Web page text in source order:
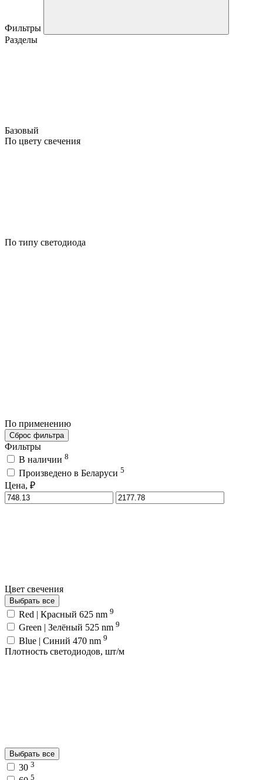
Фильтры
Разделы
Базовый
По цвету свечения
По типу светодиода
По применению
Сброс фильтра
Фильтры
В наличии 8
Произведено в Беларуси 5
Цена, ₽
Цвет свечения
Выбрать все
Red | Красный 625 nm 9
Green | Зелёный 525 nm 9
Blue | Синий 470 nm 9
Плотность светодиодов, шт/м
Выбрать все
30 3
5